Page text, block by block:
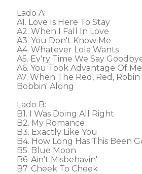
Lado A:
A1. Love Is Here To Stay
A2. When I Fall In Love
A3. You Don't Know Me
A4. Whatever Lola Wants
A5. Ev'ry Time We Say
A6. You Took Advantage Of Me
A7. When The Red, Red, Robin
Bobbin' Along
Lado B:
B1. I Was Doing All Right
B2. My Romance
B3. Exactly Like You
B4. How Long Has This Been
B5. Blue Moon
B6. Ain't Misbehavin'
B7. Cheek To Cheek